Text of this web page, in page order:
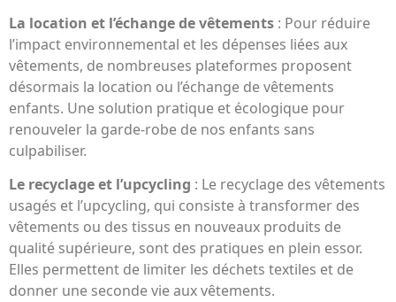
La location et l’échange de vêtements : Pour réduire
l’impact environnemental et les dépenses liées aux
vêtements, de nombreuses plateformes proposent
désormais la location ou l’échange de vêtements
enfants. Une solution pratique et écologique pour
renouveler la garde-robe de nos enfants sans
culpabiliser.
Le recyclage et l’upcycling : Le recyclage des vêtements
usagés et l’upcycling, qui consiste à transformer des
vêtements ou des tissus en nouveaux produits de
qualité supérieure, sont des pratiques en plein essor.
Elles permettent de limiter les déchets textiles et de
donner une seconde vie aux vêtements.